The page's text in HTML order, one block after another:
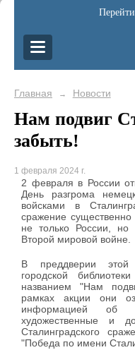
Главная → Новости
Нам подвиг
забыть!
1 февраля 2024 г.
2 февраля в России
День разгрома
войсками в
сражение
не только России, но
Второй мировой войне.
В преддверии этой
городской
названием "Нам
рамках акции они
информацией об
художественные и
Сталинградского
"Победа по имени